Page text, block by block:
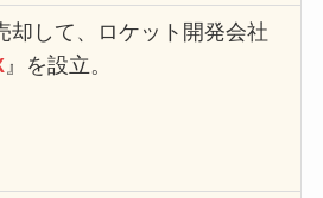
却して、ロケット開発会社
』を設立。